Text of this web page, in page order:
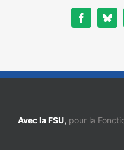
Facebook
Avec la FSU, pour la